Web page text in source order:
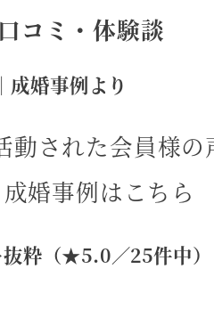
コミ・体験談
成婚事例より
された会員様の
婚事例はこちら
粋（★5.0／25件中）